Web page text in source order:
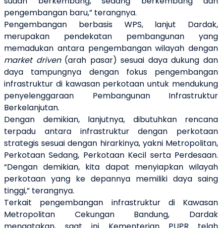
pengembangan baru,” terangnya.
Pengembangan berbasis WPS, lanjut Dardak,
merupakan pendekatan pembangunan yang
memadukan antara pengembangan wilayah dengan
market driven(arah pasar) sesuai daya dukung dan
daya tampungnya dengan fokus pengembangan
infrastruktur di kawasan perkotaan untuk mendukung
penyelenggaraan Pembangunan Infrastruktur
Berkelanjutan.
Dengan demikian, lanjutnya, dibutuhkan rencana
terpadu antara infrastruktur dengan perkotaan
strategis sesuai dengan hirarkinya, yakni Metropolitan,
Perkotaan Sedang, Perkotaan Kecil serta Perdesaan.
“Dengan demikian, kita dapat menyiapkan wilayah
perkotaan yang ke depannya memiliki daya saing
tinggi,” terangnya.
Terkait pengembangan infrastruktur di Kawasan
Metropolitan Cekungan Bandung, Dardak